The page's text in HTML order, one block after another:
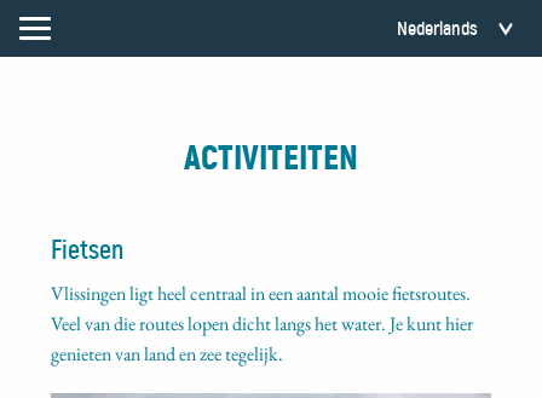
ACTIVITEITEN
Fietsen
Vlissingen ligt heel centraal in een aantal mooie fietsroutes.
Veel van die routes lopen dicht langs het water. Je kunt hier
genieten van land en zee tegelijk.